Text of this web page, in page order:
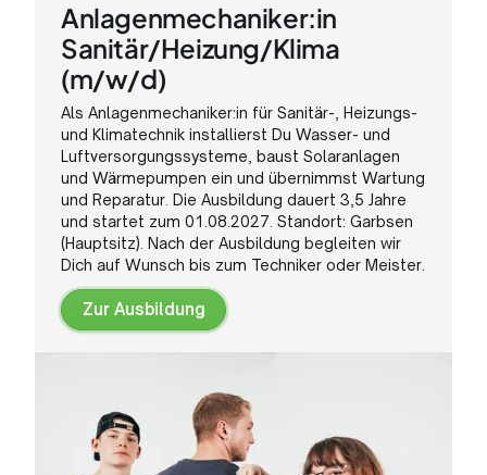
Anlagenmechaniker:in
Sanitär/Heizung/Klima
(m/w/d)
Als Anlagenmechaniker:in für Sanitär-, Heizungs-
und Klimatechnik installierst Du Wasser- und
Luftversorgungssysteme, baust Solaranlagen
und Wärmepumpen ein und übernimmst Wartung
und Reparatur. Die Ausbildung dauert 3,5 Jahre
und startet zum 01.08.2027. Standort: Garbsen
(Hauptsitz). Nach der Ausbildung begleiten wir
Dich auf Wunsch bis zum Techniker oder Meister.
Zur Ausbildung
Zur